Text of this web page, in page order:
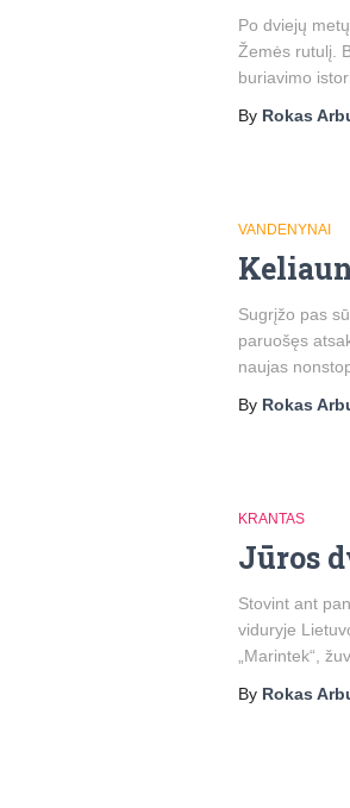
Po dviejų
Žemės rutulį.
buriavimo
By Rokas
VANDENYNAI
Sugrįžo pas
paruošęs
naujas
By Rokas
KRANTAS
Jūros
Stovint ant
viduryje
„Marintek“,
By Rokas